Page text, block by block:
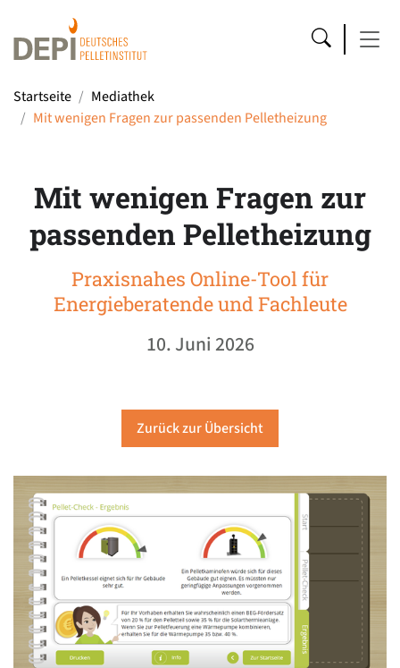
Startseite
Mediathek
Mit wenigen Fragen zur passenden Pelletheizung
Mit wenigen Fragen zur
passenden Pelletheizung
Praxisnahes Online-Tool für
Energieberatende und Fachleute
10. Juni 2026
Zurück zur Übersicht